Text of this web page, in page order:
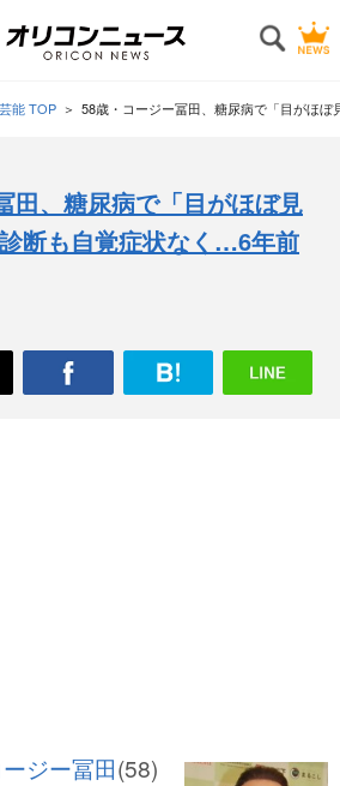
芸能 TOP 58歳・コージー冨田、糖尿病で「目がほ
田、糖尿病で「目がほぼ見
断も自覚症状なく…6年前
ージー冨田(58)